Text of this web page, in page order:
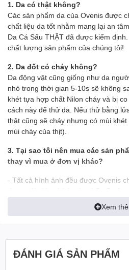
1. Da có thật không?
Các sản phẩm da của Ovenis được
chất liệu da tốt nhằm mang lại an
Da Cá Sấu THẬT đã được kiểm
chất lượng sản phẩm của chúng tôi!
2. Da đốt có cháy không?
Da động vật cũng giống như da
nhỏ trong thời gian 5-10s sẽ không
khét tựa hợp chất Nilon cháy và bị
cách này để thử da. Nếu thử bằng
thật cũng sẽ cháy nhưng có mùi
mùi cháy của thịt).
3. Tại sao tôi nên mua các sản
thay vì mua ở đơn vị khác?
- Tất cả hình ảnh đều được Ovenis
được cái nhìn chính xác nhất về sản
- Mua rồi vẫn đổi trả miễn phí
- Những trường hợp đổi trả bưu tá
Xem
ĐÁNH GIÁ SẢN PHẨM